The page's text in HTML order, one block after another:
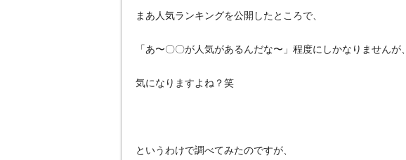
まあ人気ランキングを公開したところで、
「あ〜〇〇が人気があるんだな〜」程度にしかなりませんが、
気になりますよね？笑
というわけで調べてみたのですが、